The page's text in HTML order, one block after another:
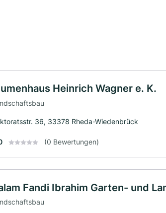
Heinrich Wagner e. K.
36, 33378 Rheda-Wiedenbrück
(0 Bewertungen)
Fandi Ibrahim Garten- und